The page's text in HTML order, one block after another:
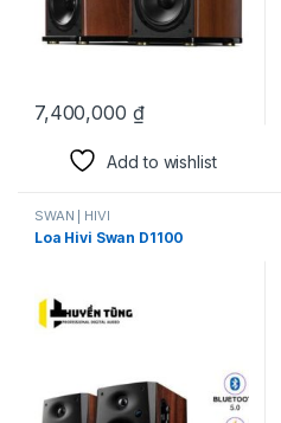
7,400,000 ₫
Add to wishlist
SWAN | HIVI
Loa Hivi Swan D1100